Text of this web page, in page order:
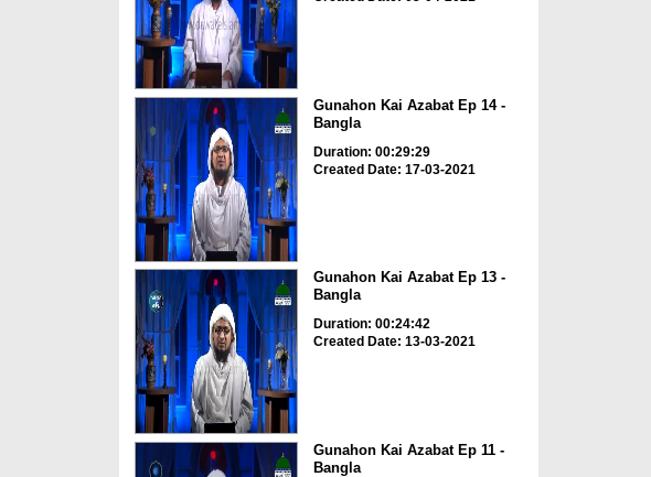
Gunahon Kai Azabat Ep 14 -
Bangla
Duration: 00:29:29
Created Date: 17-03-2021
Gunahon Kai Azabat Ep 13 -
Bangla
Duration: 00:24:42
Created Date: 13-03-2021
Gunahon Kai Azabat Ep 11 -
Bangla